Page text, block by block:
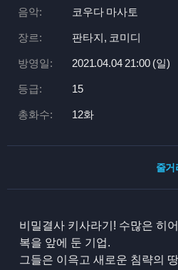
음악: 코우다 마사토
장르: 판타지, 코미디
방영일: 2021.04.04 21:00 (일)
등급: 15
총화수: 12화
줄거
비밀결사 키사라기! 수많은 히
복을 앞에 둔 기업.
그들은 이윽고 새로운 침략의